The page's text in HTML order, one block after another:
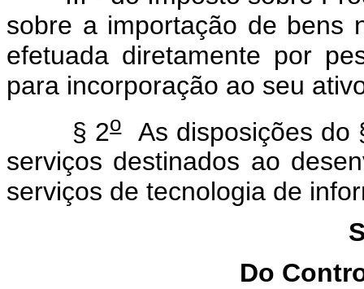
sobre a importação de bens
efetuada diretamente por
para incorporação ao seu
§ 2oAs disposições do
serviços destinados ao
serviços de tecnologia de
Do